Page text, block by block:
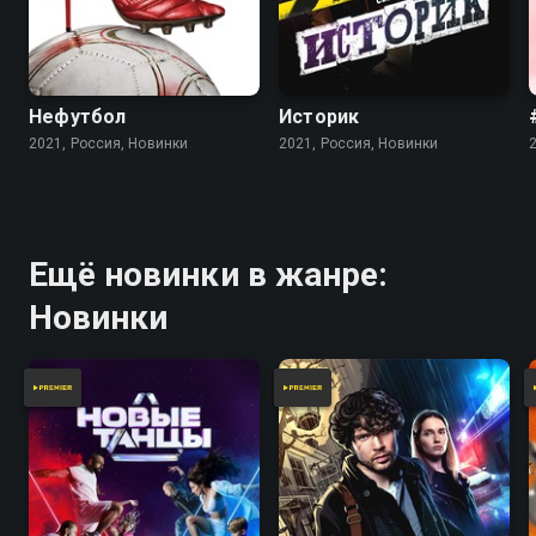
Нефутбол
2021, Россия, Новинки
Историк
2021, Россия, Новинки
Ещё новинки в жанре:
Новинки